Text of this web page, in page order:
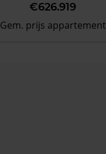
€626.919
Gem. prijs appartement